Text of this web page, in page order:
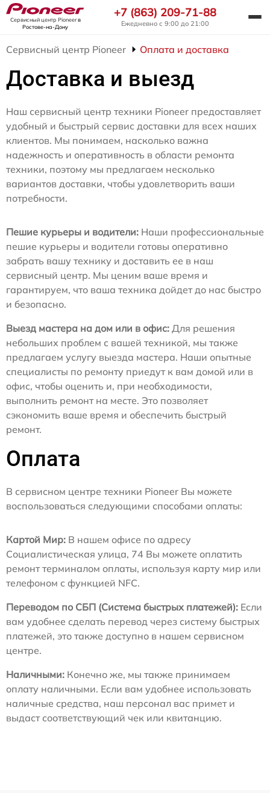
Сервисный центр Pioneerв
Ростове-на-Дону
+7 (863) 209-71-88
Ежедневно с 9:00 до 21:00
Сервисный центр Pioneer Оплата и доставка
Доставка и выезд
Наш сервисный центр техники Pioneer предоставляет
удобный и быстрый сервис доставки для всех наших
клиентов. Мы понимаем, насколько важна
надежность и оперативность в области ремонта
техники, поэтому мы предлагаем несколько
вариантов доставки, чтобы удовлетворить ваши
потребности.
Пешие курьеры и водители: Наши профессиональные
пешие курьеры и водители готовы оперативно
забрать вашу технику и доставить ее в наш
сервисный центр. Мы ценим ваше время и
гарантируем, что ваша техника дойдет до нас быстро
и безопасно.
Выезд мастера на дом или в офис: Для решения
небольших проблем с вашей техникой, мы также
предлагаем услугу выезда мастера. Наши опытные
специалисты по ремонту приедут к вам домой или в
офис, чтобы оценить и, при необходимости,
выполнить ремонт на месте. Это позволяет
сэкономить ваше время и обеспечить быстрый
ремонт.
Оплата
В сервисном центре техники Pioneer Вы можете
воспользоваться следующими способами оплаты:
Картой Мир: В нашем офисе по адресу
Социалистическая улица, 74 Вы можете оплатить
ремонт терминалом оплаты, используя карту мир или
телефоном с функцией NFC.
Переводом по СБП (Система быстрых платежей): Если
вам удобнее сделать перевод через систему быстрых
платежей, это также доступно в нашем сервисном
центре.
Наличными: Конечно же, мы также принимаем
оплату наличными. Если вам удобнее использовать
наличные средства, наш персонал вас примет и
выдаст соответствующий чек или квитанцию.